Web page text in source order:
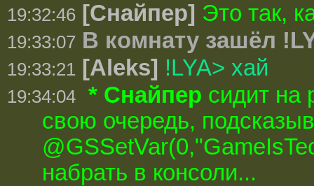
19:32:46 [Снайпер] Это так,
19:33:07 В комнату зашёл
19:33:21 [Aleks] !LYA> хай
19:34:04 * Снайпер сидит на
свою очередь,
набрать в консоли...